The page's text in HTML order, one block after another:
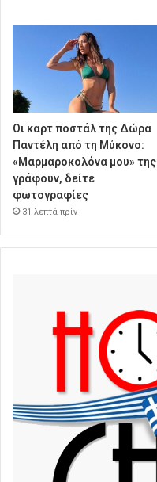
Οι καρτ ποστάλ της Δώρα
Παντέλη από τη Μύκονο:
«Μαρμαροκολόνα μου» της
γράφουν, δείτε
φωτογραφίες
31 λεπτά πρίν